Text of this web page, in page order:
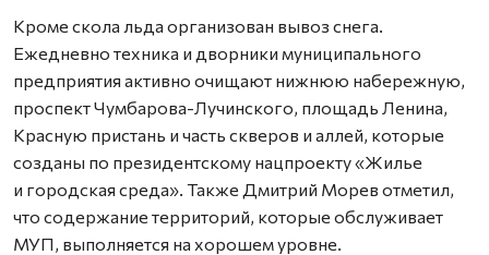
Кроме скола льда организован вывоз снега.
Ежедневно техника и дворники муниципального
предприятия активно очищают нижнюю набережную,
проспект Чумбарова-Лучинского, площадь Ленина,
Красную пристань и часть скверов и аллей, которые
созданы по президентскому нацпроекту «Жилье
и городская среда». Также Дмитрий Морев отметил,
что содержание территорий, которые обслуживает
МУП, выполняется на хорошем уровне.